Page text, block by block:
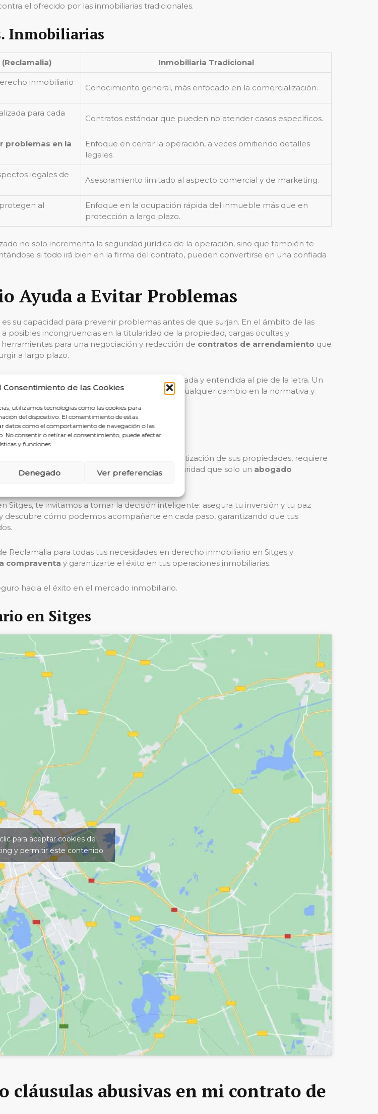
Consentimiento de las Cookies
utilizamos tecnologías como las cookies para
del dispositivo. El consentimiento de estas
datos como el comportamiento de navegación o las
No consentir o retirar el consentimiento, puede afectar
y funciones.
Denegado Ver preferencias
el ofrecido por las inmobiliarias tradicionales.
Inmobiliarias
Inmobiliaria Tradicional
inmobiliario
Conocimiento general, más enfocado en la comercialización.
para cada
Contratos estándar que pueden no atender casos específicos.
problemas en la
Enfoque en cerrar la operación, a veces omitiendo detalles
legales.
legales de
Asesoramiento limitado al aspecto comercial y de marketing.
al
Enfoque en la ocupación rápida del inmueble más que en
protección a largo plazo.
no solo incrementa la seguridad jurídica de la operación, sino que también te
si todo irá bien en la firma del contrato, pueden convertirse en una confiada
Ayuda a Evitar Problemas
es su capacidad para prevenir problemas antes de que surjan. En el ámbito de las
posibles incongruencias en la titularidad de la propiedad, cargas ocultas y
para una negociación y redacción de contratos de arrendamiento que
a largo plazo.
urbanística que debe ser respetada y entendida al pie de la letra. Un
que tiene un conocimiento actualizado de cualquier cambio en la normativa y
con sus particularidades legales y la alta cotización de sus propiedades, requiere
mezcla de experiencia, conocimiento y seguridad que solo un abogado
te invitamos a tomar la decisión inteligente: asegura tu inversión y tu paz
descubre cómo podemos acompañarte en cada paso, garantizando que tus
Reclamalia para todas tus necesidades en derecho inmobiliario en Sitges y
compraventa y garantizarte el éxito en tus operaciones inmobiliarias.
hacia el éxito en el mercado inmobiliario.
en Sitges
para aceptar cookies de
y permitir este contenido
cláusulas abusivas en mi contrato de